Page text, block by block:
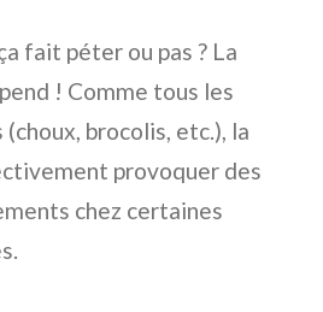
fait péter ou pas ? La
! Comme tous les
brocolis, etc.), la
provoquer des
chez certaines